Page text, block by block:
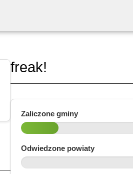
freak!
Zaliczone gminy
Odwiedzone powiaty